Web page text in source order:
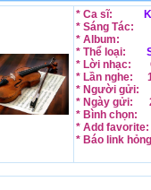
* Ca sĩ:
* Sáng Tác:
* Album:
* Thể loại:
* Lời nhạc:
* Lần nghe:
* Người gửi:
* Ngày gửi:
* Bình chọn:
* Add favorite:
* Báo link